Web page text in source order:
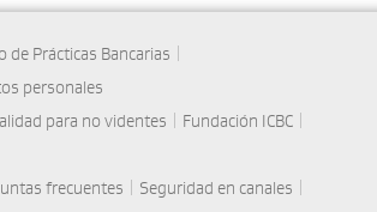
de Prácticas Bancarias
personales
para no videntes
Fundación ICBC
frecuentes Seguridad en canales